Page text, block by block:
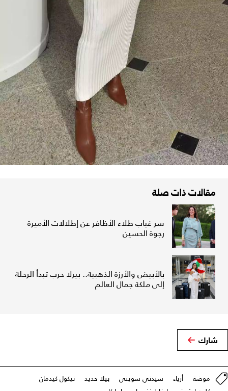
مقالات ذات صلة
سر غياب طلاء الأظافر عن إطلالات الأميرة
رجوة الحسين
بالأبيض والأرزة الذهبية.. بيرلا حرب تبدأ الرحلة
إلى ملكة جمال العالم
شارك
موضة أزياء سيدني سويني بيلا حديد
نيكول كيدمان